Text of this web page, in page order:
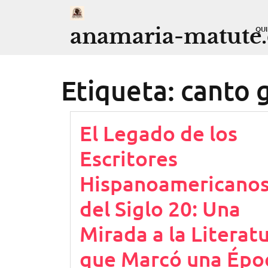
anamaria-
Etiqueta: canto
El Legado de los
Escritores
del Siglo 20: Una
Mirada a la
que Marcó una